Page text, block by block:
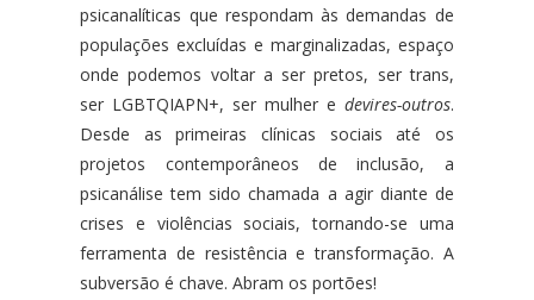
psicanalíticas que respondam às demandas de
populações excluídas e marginalizadas, espaço
onde podemos voltar a ser pretos, ser trans,
ser LGBTQIAPN+, ser mulher e devires-outros.
Desde as primeiras clínicas sociais até os
projetos contemporâneos de inclusão, a
psicanálise tem sido chamada a agir diante de
crises e violências sociais, tornando-se uma
ferramenta de resistência e transformação. A
subversão é chave. Abram os portões!